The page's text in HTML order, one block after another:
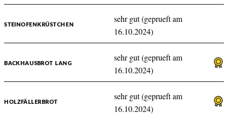
STEINOFENKRÜSTCHEN
sehr gut (geprueft am
16.10.2024)
BACKHAUSBROT LANG
sehr gut (geprueft am
16.10.2024)
HOLZFÄLLERBROT
sehr gut (geprueft am
16.10.2024)